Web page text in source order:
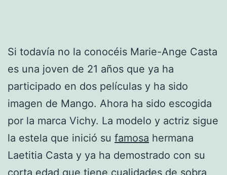
Si todavía no la conocéis Marie-Ange Casta
es una joven de 21 años que ya ha
participado en dos películas y ha sido
imagen de Mango. Ahora ha sido escogida
por la marca Vichy. La modelo y actriz sigue
la estela que inició su famosa hermana
Laetitia Casta y ya ha demostrado con su
corta edad que tiene cualidades de sobra